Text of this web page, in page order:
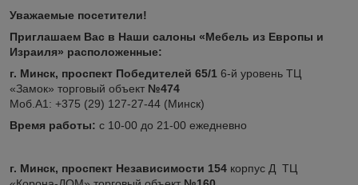
Уважаемые посетители!
Приглашаем Вас в Наши салоны «Мебель из Европы и
Израиля» расположенные:
г. Минск, проспект Победителей 65/1 6-й уровень ТЦ
«Замок» торговый объект №474
Моб.А1: +375 (29) 127-27-44 (Минск)
Время работы: с 10-00 до 21-00 ежедневно
г. Минск, проспект Независимости 154 корпус Д ТЦ